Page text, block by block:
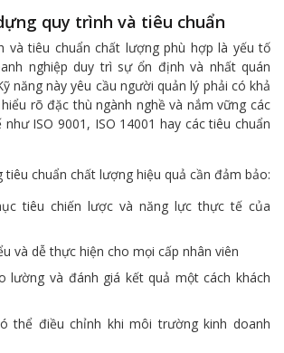
quy trình và tiêu chuẩn
và tiêu chuẩn chất lượng phù hợp là yếu tố
nghiệp duy trì sự ổn định và nhất quán
năng này yêu cầu người quản lý phải có khả
rõ đặc thù ngành nghề và nắm vững các
ISO 9001, ISO 14001 hay các tiêu chuẩn
tiêu chuẩn chất lượng hiệu quả cần đảm bảo:
tiêu chiến lược và năng lực thực tế của
và dễ thực hiện cho mọi cấp nhân viên
lường và đánh giá kết quả một cách khách
thể điều chỉnh khi môi trường kinh doanh